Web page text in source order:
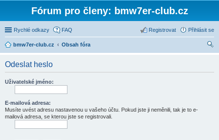
Fórum pro členy: bmw7er-club.cz
Rychlé odkazy FAQ Přihlásit se
Registrovat
bmw7er-club.cz
Obsah fóra
Odeslat heslo
Uživatelské jméno:
E-mailová adresa:
Musíte uvést adresu nastavenou u vašeho účtu. Pokud jste ji neměnili, tak je to e-
mailová adresa, se kterou jste se registrovali.